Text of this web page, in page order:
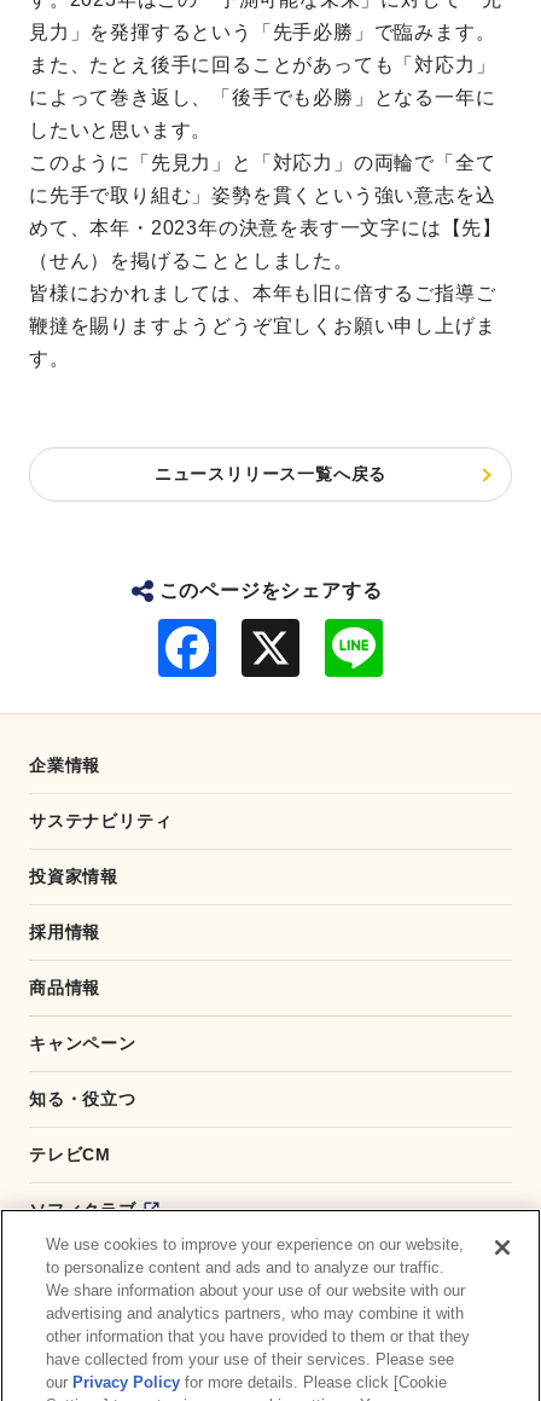
見力」を発揮するという「先手必勝」で臨みます。
また、たとえ後手に回ることがあっても「対応力」
によって巻き返し、「後手でも必勝」となる一年に
したいと思います。
このように「先見力」と「対応力」の両輪で「全て
に先手で取り組む」姿勢を貫くという強い意志を込
めて、本年・2023年の決意を表す一文字には【先】
（せん）を掲げることとしました。
皆様におかれましては、本年も旧に倍するご指導ご
鞭撻を賜りますようどうぞ宜しくお願い申し上げま
す。
ニュースリリース一覧へ戻る
このページをシェアする
企業情報
サステナビリティ
投資家情報
採用情報
商品情報
キャンペーン
知る・役立つ
テレビCM
ソフィクラブ
かんたん応募サービス
ダイレクトショップ
商品取扱い店舗検索
We use cookies to improve your experience on our website,
to personalize content and ads and to analyze our traffic.
We share information about your use of our website with our
advertising and analytics partners, who may combine it with
other information that you have provided to them or that they
have collected from your use of their services. Please see
our Privacy Policy for more details. Please click [Cookie